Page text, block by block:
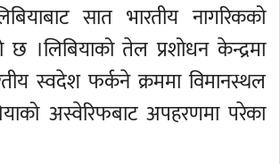
सात भारतीय नागरिकको
।लिबियाको तेल प्रशोधन केन्द्रमा
स्वदेश फर्कने क्रममा विमानस्थल
अस्वेरिफबाट अपहरणमा परेका